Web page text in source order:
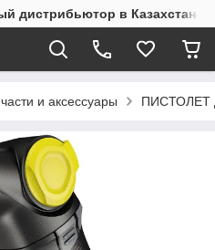
дистрибьютор в Казахстане
и аксессуары ПИСТОЛЕТ